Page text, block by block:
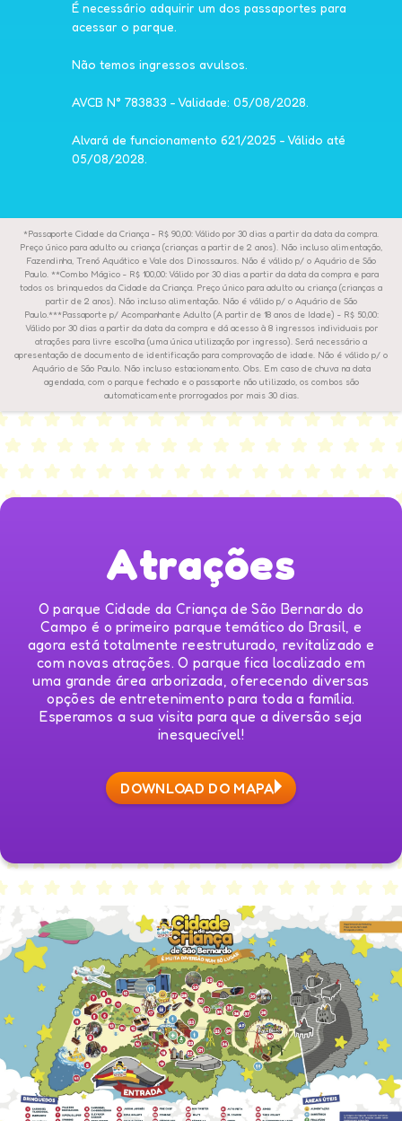
É necessário adquirir um dos passaportes para
acessar o parque.
Não temos ingressos avulsos.
AVCB N° 783833 - Validade: 05/08/2028.
Alvará de funcionamento 621/2025 - Válido até
05/08/2028.
*Passaporte Cidade da Criança - R$ 90,00: Válido por 30 dias a partir da data da compra.
Preço único para adulto ou criança (crianças a partir de 2 anos). Não incluso alimentação,
Fazendinha, Trenó Aquático e Vale dos Dinossauros. Não é válido p/ o Aquário de São
Paulo. **Combo Mágico - R$ 100,00: Válido por 30 dias a partir da data da compra e para
todos os brinquedos da Cidade da Criança. Preço único para adulto ou criança (crianças a
partir de 2 anos). Não incluso alimentação. Não é válido p/ o Aquário de São
Paulo.***Passaporte p/ Acompanhante Adulto (A partir de 18 anos de Idade) - R$ 50,00:
Válido por 30 dias a partir da data da compra e dá acesso à 8 ingressos individuais por
atrações para livre escolha (uma única utilização por ingresso). Será necessário a
apresentação de documento de identificação para comprovação de idade. Não é válido p/ o
Aquário de São Paulo. Não incluso estacionamento. Obs. Em caso de chuva na data
agendada, com o parque fechado e o passaporte não utilizado, os combos são
automaticamente prorrogados por mais 30 dias.
Atrações
O parque Cidade da Criança de São Bernardo do
Campo é o primeiro parque temático do Brasil, e
agora está totalmente reestruturado, revitalizado e
com novas atrações. O parque fica localizado em
uma grande área arborizada, oferecendo diversas
opções de entretenimento para toda a família.
Esperamos a sua visita para que a diversão seja
inesquecível!
DOWNLOAD DO MAPA